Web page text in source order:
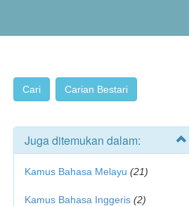
Juga ditemukan dalam:
Kamus Bahasa Melayu (21)
Kamus Bahasa Inggeris (2)